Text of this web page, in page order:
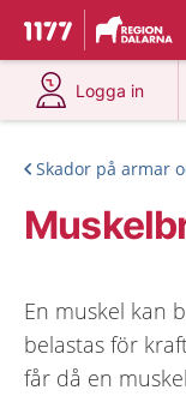
Till startsidan för
Du har
Logga in
på 1177.se
Skador på armar
En muskel kan
belastas för
får då en